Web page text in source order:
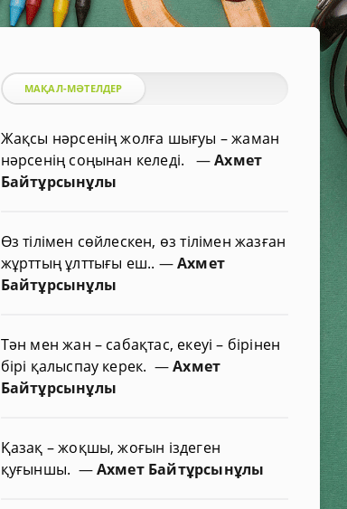
МАҚАЛ-МӘТЕЛДЕР
Жақсы нәрсенің жолға шығуы – жаман
нәрсенің соңынан келеді. —Ахмет
Байтұрсынұлы
Өз тілімен сөйлескен, өз тілімен жазған
жұрттың ұлттығы еш.. —Ахмет
Байтұрсынұлы
Тән мен жан – сабақтас, екеуі – бірінен
бірі қалыспау керек. —Ахмет
Байтұрсынұлы
Қазақ – жоқшы, жоғын іздеген
қуғыншы. —Ахмет Байтұрсынұлы